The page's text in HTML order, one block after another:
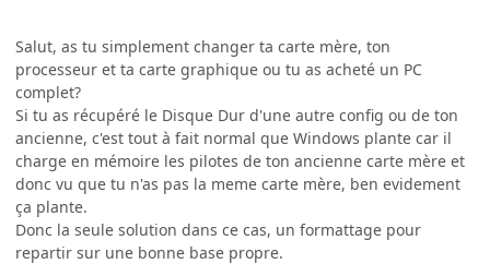
Salut, as tu simplement changer ta carte mère, ton
processeur et ta carte graphique ou tu as acheté un PC
complet?
Si tu as récupéré le Disque Dur d'une autre config ou de ton
ancienne, c'est tout à fait normal que Windows plante car il
charge en mémoire les pilotes de ton ancienne carte mère et
donc vu que tu n'as pas la meme carte mère, ben evidement
ça plante.
Donc la seule solution dans ce cas, un formattage pour
repartir sur une bonne base propre.